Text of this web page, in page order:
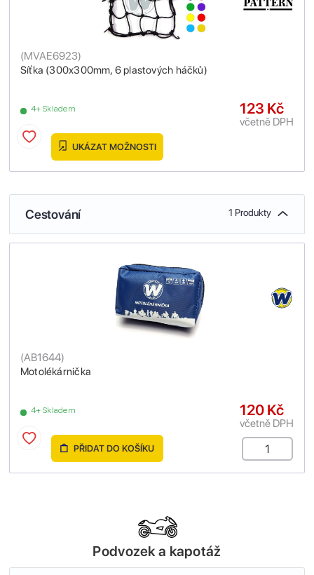
Síťka (300x300mm, 6 plastových háčků)
(MVAE6923)
4+ Skladem 123 Kč
včetně DPH
UKÁZAT MOŽNOSTI
Cestování 1 Produkty
Motolékárnička
(AB1644)
4+ Skladem 120 Kč
včetně DPH
PŘIDAT DO KOŠÍKU
Podvozek a kapotáž